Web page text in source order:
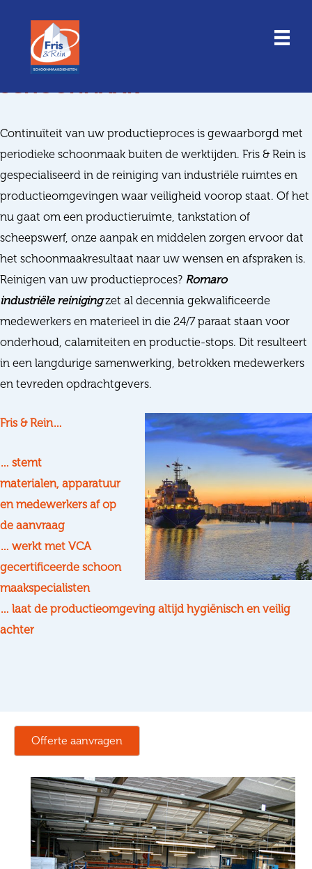
inhoud
INDUSTRIELE OMGEVINGEN ALS
NIEUW DOOR INTENSIEVE
SCHOONMAAK
Continuïteit van uw productieproces is gewaarborgd met
periodieke schoonmaak buiten de werktijden. Fris & Rein is
gespecialiseerd in de reiniging van industriële ruimtes en
productieomgevingen waar veiligheid voorop staat. Of het
nu gaat om een productieruimte, tankstation of
scheepswerf, onze aanpak en middelen zorgen ervoor dat
het schoonmaakresultaat naar uw wensen en afspraken is.
Reinigen van uw productieproces? Romaro
industriële reiniging zet al decennia gekwalificeerde
medewerkers en materieel in die 24/7 paraat staan voor
onderhoud, calamiteiten en productie-stops. Dit resulteert
in een langdurige samenwerking, betrokken medewerkers
en tevreden opdrachtgevers.
Fris & Rein…
… stemt
materialen, apparatuur
en medewerkers af op
de aanvraag
… werkt met VCA
gecertificeerde schoon
maakspecialisten
… laat de productieomgeving altijd hygiënisch en veilig
achter
Offerte aanvragen